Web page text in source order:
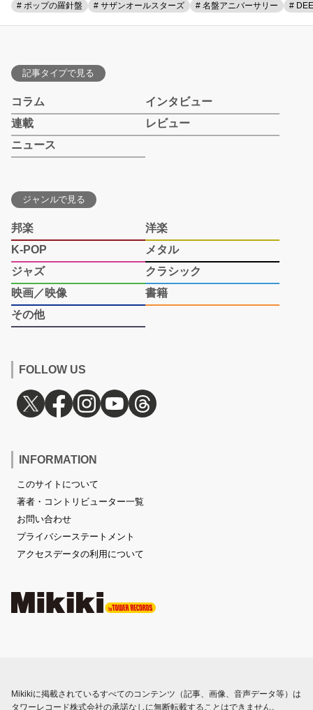
# ポップの羅針盤 # サザンオールスターズ # 名盤アニバーサリー #
記事タイプで見る
コラム
インタビュー
連載
レビュー
ニュース
ジャンルで見る
邦楽
洋楽
K-POP
メタル
ジャズ
クラシック
映画／映像
書籍
その他
FOLLOW US
INFORMATION
このサイトについて
著者・コントリビューター一覧
お問い合わせ
プライバシーステートメント
アクセスデータの利用について
Mikikiに掲載されているすべてのコンテンツ（記事、画像、音声データ等）は
タワーレコード株式会社の承諾なしに無断転載することはできません。